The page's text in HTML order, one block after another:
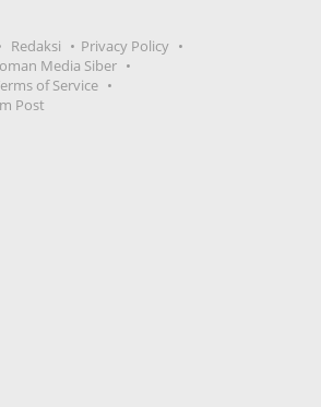
Redaksi
Privacy Policy
Media Siber
of Service
Post